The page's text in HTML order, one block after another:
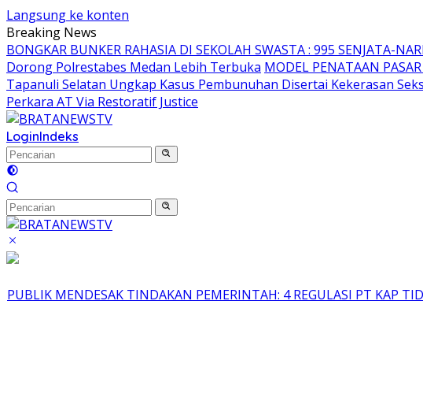
Langsung ke konten
Breaking News
BONGKAR BUNKER RAHASIA DI SEKOLAH SWASTA : 995 SENJATA-
Dorong Polrestabes Medan Lebih Terbuka MODEL PENATAAN
Tapanuli Selatan Ungkap Kasus Pembunuhan Disertai Kekerasan
Perkara AT Via Restoratif Justice
LoginIndeks
PUBLIK MENDESAK TINDAKAN PEMERINTAH: 4 REGULASI PT KAP